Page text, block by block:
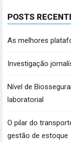
POSTS
As melhores
Investigação
Nível de
laboratorial
O pilar do
gestão de estoque